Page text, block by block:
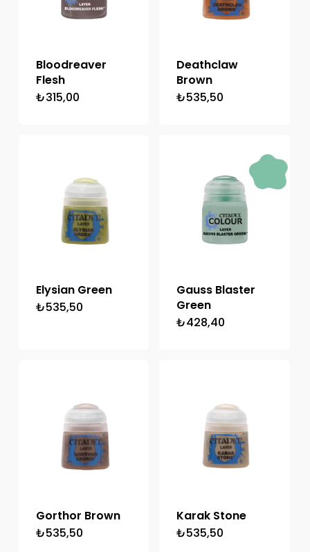
Bloodreaver
Flesh
₺315,00
Deathclaw
Brown
₺535,50
Elysian Green
₺535,50
Gauss Blaster
Green
₺428,40
Gorthor Brown
₺535,50
Karak Stone
₺535,50